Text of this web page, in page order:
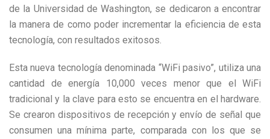
de la Universidad de Washington, se dedicaron a encontrar
la manera de como poder incrementar la eficiencia de esta
tecnología, con resultados exitosos.
Esta nueva tecnología denominada “WiFi pasivo”, utiliza una
cantidad de energía 10,000 veces menor que el WiFi
tradicional y la clave para esto se encuentra en el hardware.
Se crearon dispositivos de recepción y envío de señal que
consumen una mínima parte, comparada con los que se